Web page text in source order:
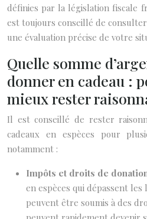
définies par la législation fiscale
est toujours conseillé de
une évaluation précise de votre
Quelle somme
donner en cadeau :
mieux rester
Il est conseillé de rester
cadeaux en espèces pour
notamment :
Impôts et droits de
en espèces qui dépassent
peuvent être soumis à des